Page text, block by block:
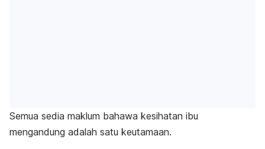
Semua sedia maklum bahawa kesihatan ibu
mengandung adalah satu keutamaan.